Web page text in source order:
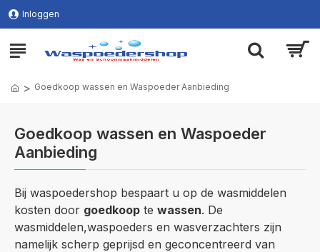
Inloggen
Goedkoop wassen en Waspoeder Aanbieding
Goedkoop wassen en Waspoeder
Aanbieding
Bij waspoedershop bespaart u op de wasmiddelen
kosten door goedkoop te wassen. De
wasmiddelen,waspoeders en wasverzachters zijn
namelijk scherp geprijsd en geconcentreerd van